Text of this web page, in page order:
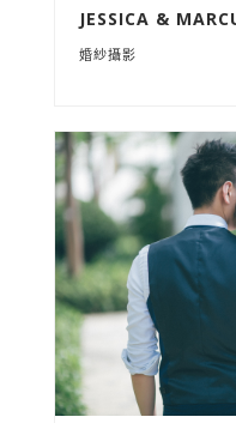
JESSICA &
婚紗攝影